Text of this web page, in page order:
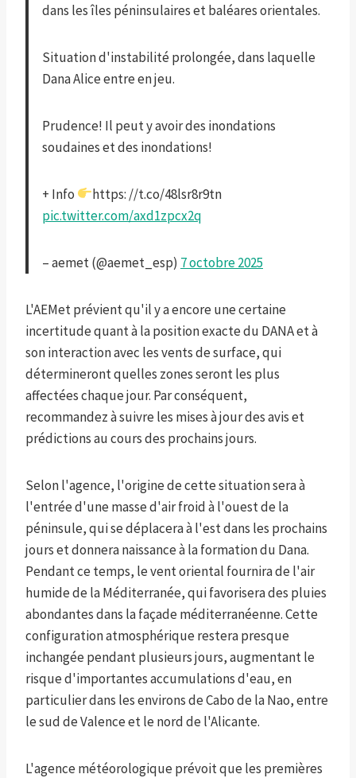
dans les îles péninsulaires et baléares orientales.
Situation d'instabilité prolongée, dans laquelle
Dana Alice entre en jeu.
Prudence! Il peut y avoir des inondations
soudaines et des inondations!
+ Info
https: //t.co/48lsr8r9tn
pic.twitter.com/axd1zpcx2q
– aemet (@aemet_esp) 7 octobre 2025
L'AEMet prévient qu'il y a encore une certaine
incertitude quant à la position exacte du DANA et à
son interaction avec les vents de surface, qui
détermineront quelles zones seront les plus
affectées chaque jour. Par conséquent,
recommandez à suivre les mises à jour des avis et
prédictions au cours des prochains jours.
Selon l'agence, l'origine de cette situation sera à
l'entrée d'une masse d'air froid à l'ouest de la
péninsule, qui se déplacera à l'est dans les prochains
jours et donnera naissance à la formation du Dana.
Pendant ce temps, le vent oriental fournira de l'air
humide de la Méditerranée, qui favorisera des pluies
abondantes dans la façade méditerranéenne. Cette
configuration atmosphérique restera presque
inchangée pendant plusieurs jours, augmentant le
risque d'importantes accumulations d'eau, en
particulier dans les environs de Cabo de la Nao, entre
le sud de Valence et le nord de l'Alicante.
L'agence météorologique prévoit que les premières